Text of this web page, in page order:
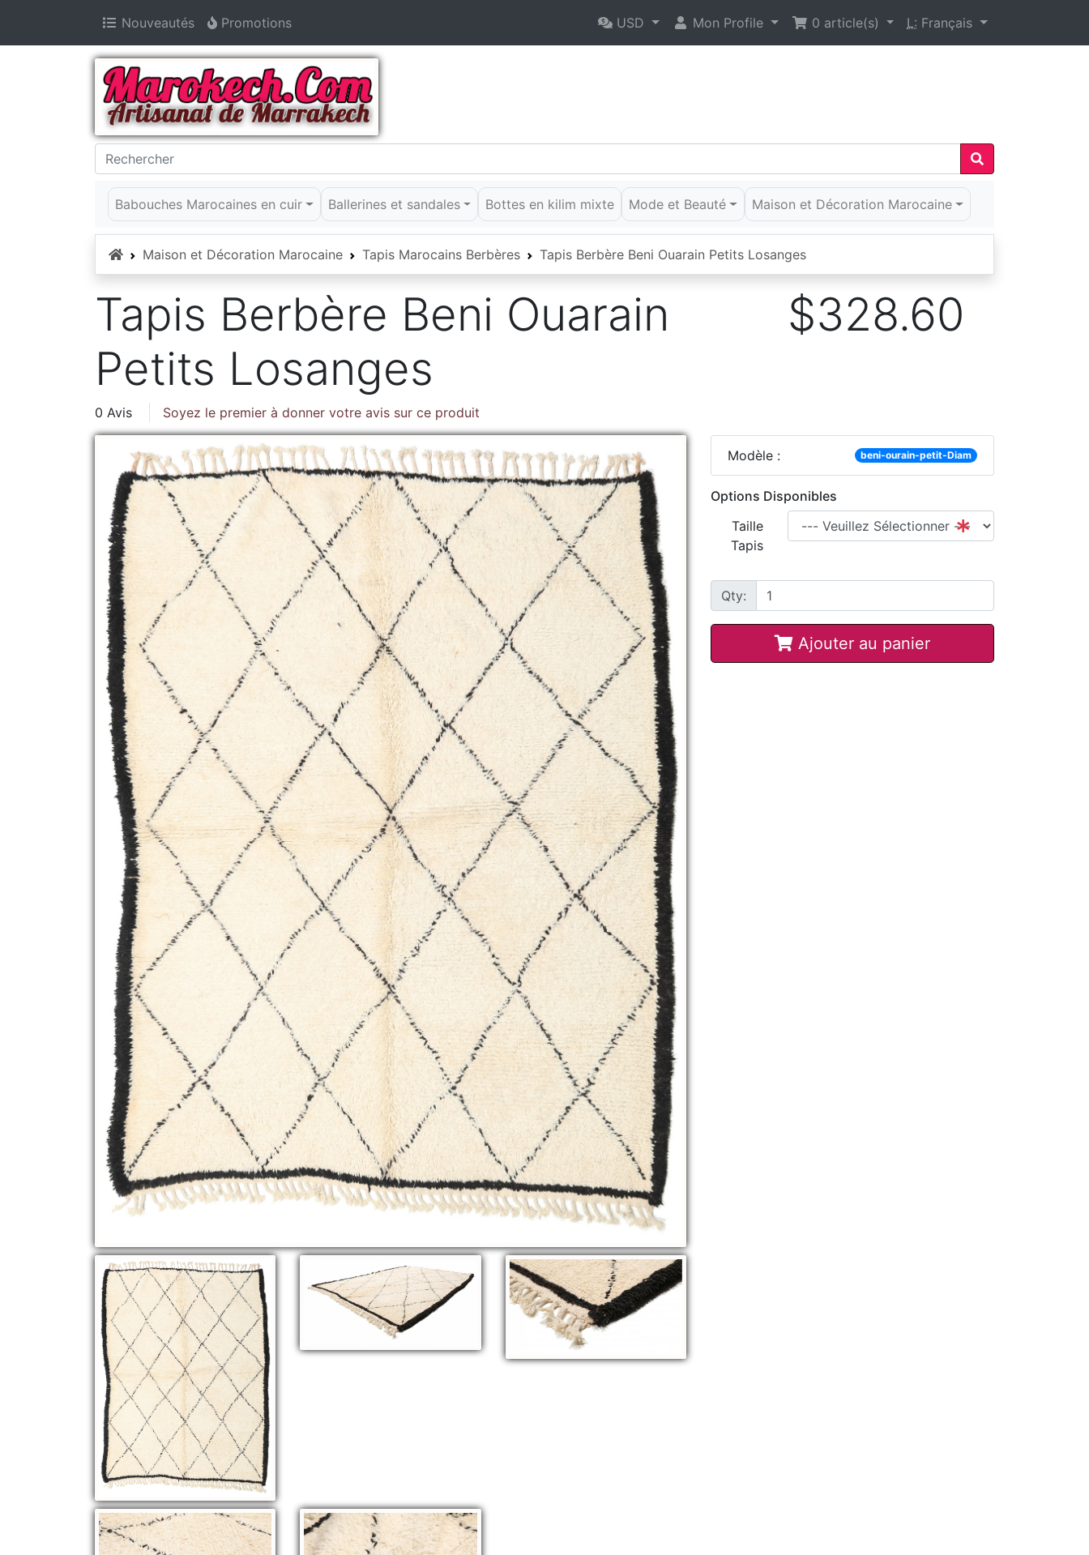
Nouveautés Promotions USD Mon Profile 0 article(s) L: Français
Babouches Marocaines en cuir Ballerines et sandales Bottes en kilim mixte Mode et Beauté Maison et Décoration Marocaine
AccueilMaison et Décoration Marocaine Tapis Marocains Berbères Tapis Berbère Beni Ouarain Petits Losanges
Tapis Berbère Beni Ouarain
Petits Losanges
$328.60
0 Avis Soyez le premier à donner votre avis sur ce produit
Modèle : beni-ourain-petit-Diam
Options Disponibles
Taille
Tapis
Qty:
Ajouter au panier